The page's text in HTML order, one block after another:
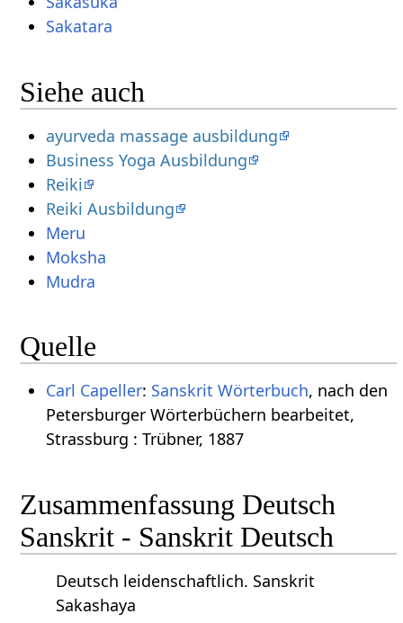
Sakatara
Siehe auch
ayurveda massage ausbildung
Business Yoga Ausbildung
Reiki
Reiki Ausbildung
Meru
Moksha
Mudra
Quelle
Carl Capeller: Sanskrit Wörterbuch, nach den
Petersburger Wörterbüchern bearbeitet,
Strassburg : Trübner, 1887
Zusammenfassung Deutsch
Sanskrit - Sanskrit Deutsch
Deutsch leidenschaftlich. Sanskrit
Sakashaya